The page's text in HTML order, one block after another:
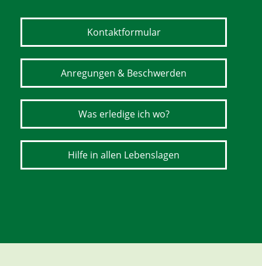
Kontaktformular
Anregungen & Beschwerden
Was erledige ich wo?
Hilfe in allen Lebenslagen